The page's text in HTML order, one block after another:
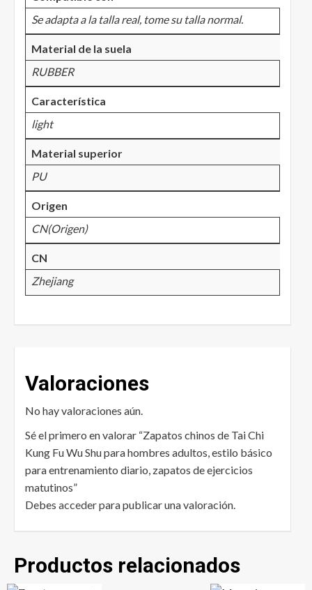
Se adapta a la talla real, tome su talla normal.
Material de la suela
RUBBER
Característica
light
Material superior
PU
Origen
CN(Origen)
CN
Zhejiang
Valoraciones
No hay valoraciones aún.
Sé el primero en valorar “Zapatos chinos de Tai Chi
Kung Fu Wu Shu para hombres adultos, estilo básico
para entrenamiento diario, zapatos de ejercicios
matutinos”
Debes accederpara publicar una valoración.
Productos relacionados